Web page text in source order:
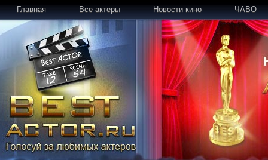
Главная Все актеры Новости кино ЧАВО